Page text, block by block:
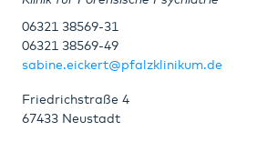
06321 38569-31
06321 38569-49
sabine.eickert@pfalzklinikum.de
Friedrichstraße 4
67433 Neustadt